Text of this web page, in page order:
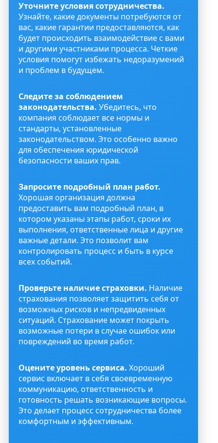
Уточните условия сотрудничества.
Узнайте, какие документы потребуются от
вас, какие гарантии предоставляются, как
будет происходить взаимодействие с вами
и другими участниками процесса. Четкие
условия помогут избежать недоразумений
и проблем в будущем.
Следите за соблюдением
законодательства. Убедитесь, что
компания соблюдает все нормы и
стандарты, установленные
законодательством. Это особенно важно
для обеспечения юридической
безопасности ваших прав.
Запросите подробный план работ.
Хорошая организация должна
предоставить вам подробный план, в
котором указаны этапы работ, сроки их
выполнения, ответственные лица и другие
важные детали. Это позволит вам
контролировать процесс и быть в курсе
всех событий.
Проверьте наличие страховки. Наличие
страхования позволяет защитить себя от
возможных рисков и непредвиденных
ситуаций. Страхование может покрыть
возможные потери в случае ошибок или
повреждений во время работ.
Оцените уровень сервиса. Хороший
сервис включает в себя своевременную
коммуникацию, ответственность и
готовность решать возникающие вопросы.
Это делает процесс сотрудничества более
комфортным и эффективным.